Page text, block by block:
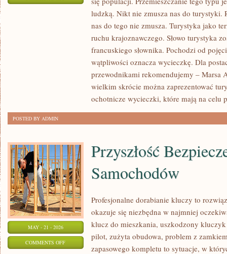
TURYSTYKA
PRZESTRZENNYM
PRZEMIESZCZANIU
SIĘ
POPULACJI
ludzką. Nikt nie zmusza nas do turystyki.
nas do tego nie zmusza. Turystyka jako
ruchu krajoznawczego. Słowo turystyka
francuskiego słownika. Pochodzi od
wątpliwości oznacza wycieczkę. Dla
przewodnikami rekomendujemy – Marsa
wielkim skrócie można zaprezentować
ochotnicze wycieczki, które mają na celu
POSTED BY ADMIN
MAY - 21 - 2026
COMMENTS OFFON
Przyszłość
Samochodów
Profesjonalne dorabianie kluczy to
okazuje się niezbędna w najmniej
klucz do mieszkania, uszkodzony
pilot, zużyta obudowa, problem z
zapasowego kompletu to sytuacje, w